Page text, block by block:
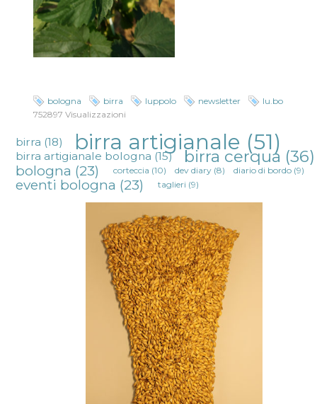
bologna birra luppolo newsletter
lu.bo
752897 Visualizzazioni
birra (18) birra artigianale (51)
birra artigianale bologna (15) birra cerqua (36)
bologna (23) corteccia (10) dev diary(8) diario di bordo(9)
eventi bologna (23) taglieri (9)